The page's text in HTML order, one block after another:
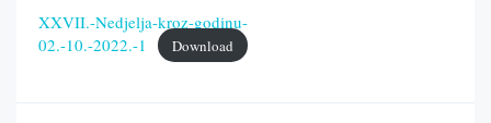
XXVII.-Nedjelja-kroz-godinu-
02.-10.-2022.-1
Download